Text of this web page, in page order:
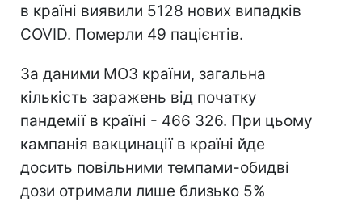
в країні виявили 5128 нових випадків
COVID. Померли 49 пацієнтів.
За даними МОЗ країни, загальна
кількість заражень від початку
пандемії в країні - 466 326. При цьому
кампанія вакцинації в країні йде
досить повільними темпами-обидві
дози отримали лише близько 5%